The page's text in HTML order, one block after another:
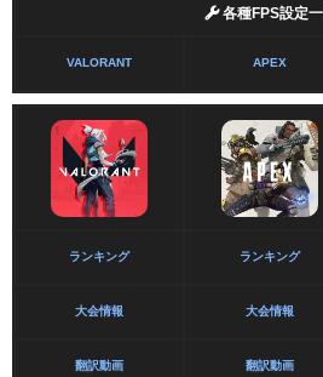
各種FPS設定
VALORANT APEX
ランキング ランキング
大会情報 大会情報
翻訳動画 翻訳動画